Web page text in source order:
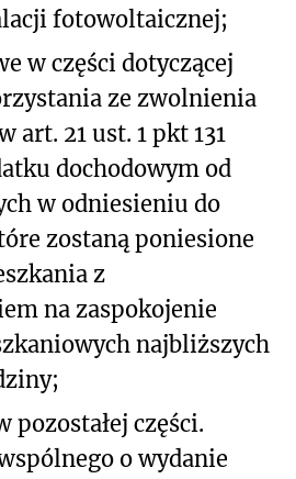
fotowoltaicznej;
w części dotyczącej
ze zwolnienia
art. 21 ust. 1 pkt 131
dochodowym od
w odniesieniu do
zostaną poniesione
z
na zaspokojenie
najbliższych
;
pozostałej części.
o wydanie